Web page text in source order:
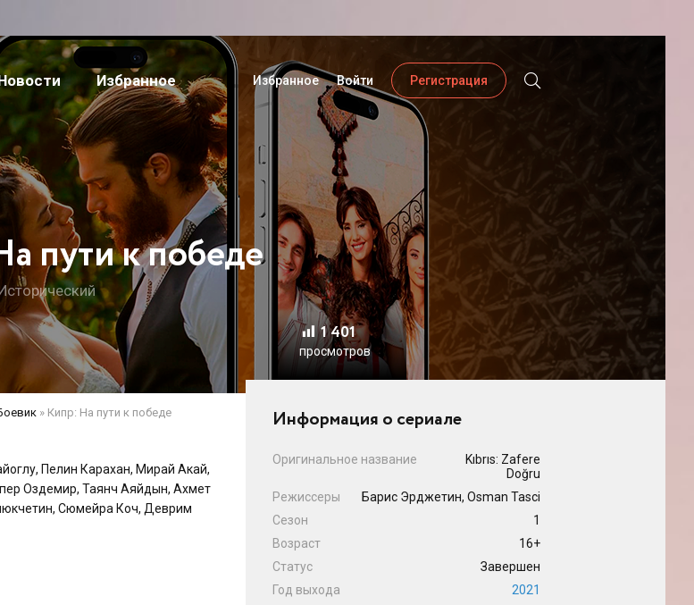
Избранное Избранное Войти Регистрация
пути к победе
» Кипр: На пути к победе
Пелин Карахан, Мирай Акай,
Оздемир, Таянч Аяйдын, Ахмет
Сюмейра Коч, Деврим
1 401
просмотров
Информация о сериале
Оригинальное название
Kıbrıs: Zafere
Doğru
Режиссеры
Барис Эрджетин, Osman Tasci
Сезон
1
Возраст
16+
Статус
Завершен
Год выхода
2021